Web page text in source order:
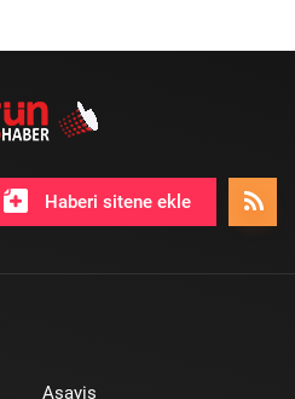
Haberi sitene ekle
Asayiş